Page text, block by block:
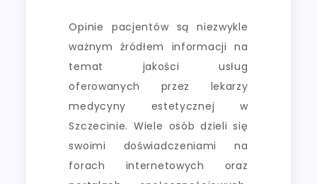
Opinie pacjentów są niezwykle
ważnym źródłem informacji na
temat jakości usług
oferowanych przez lekarzy
medycyny estetycznej w
Szczecinie. Wiele osób dzieli się
swoimi doświadczeniami na
forach internetowych oraz